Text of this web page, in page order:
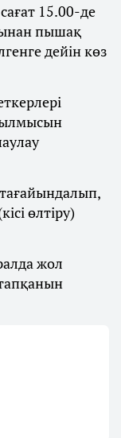
15.00-де
пышақ
дейін көз
тағайындалып,
өлтіру)
жол